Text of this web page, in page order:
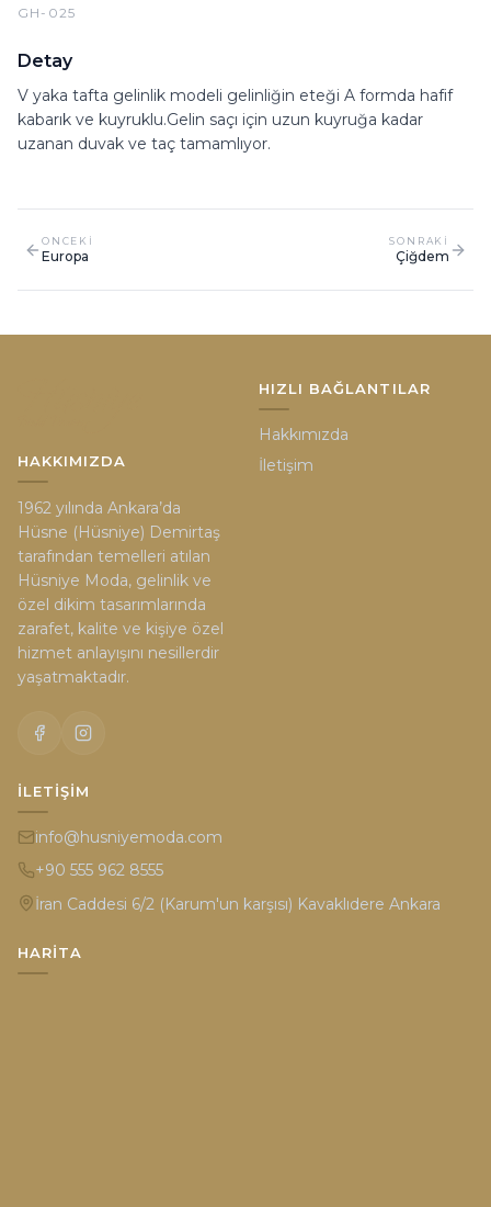
GH-025
Detay
V yaka tafta gelinlik modeli gelinliğin eteği A formda hafif
kabarık ve kuyruklu.Gelin saçı için uzun kuyruğa kadar
uzanan duvak ve taç tamamlıyor.
ONCEKI
Europa
SONRAKI
Çiğdem
HAKKIMIZDA
1962 yılında Ankara’da
Hüsne (Hüsniye) Demirtaş
tarafından temelleri atılan
Hüsniye Moda, gelinlik ve
özel dikim tasarımlarında
zarafet, kalite ve kişiye özel
hizmet anlayışını nesillerdir
yaşatmaktadır.
HIZLI BAĞLANTILAR
Hakkımızda
İletişim
İLETIŞIM
info@husniyemoda.com
+90 555 962 8555
İran Caddesi 6/2 (Karum'un karşısı) Kavaklıdere Ankara
HARITA